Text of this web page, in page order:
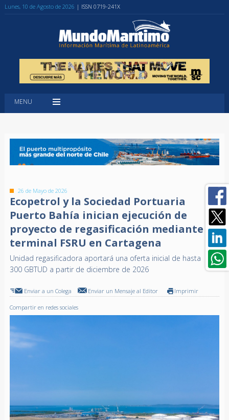
Lunes, 10 de Agosto de 2026 | ISSN 0719-241X
MENU
26 de Mayo de 2026
Ecopetrol y la Sociedad Portuaria
Puerto Bahía inician ejecución de
proyecto de regasificación mediante
terminal FSRU en Cartagena
Unidad regasificadora aportará una oferta inicial de hasta
300 GBTUD a partir de diciembre de 2026
Enviar a un Colega Enviar un Mensaje al Editor Imprimir
Compartir en redes sociales